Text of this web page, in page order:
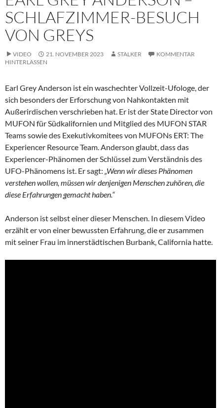
SCHLAFZIMMER-BESUCH
VON GREYS
VIDEO 21. NOVEMBER 2023 STALKER
KOMMENTAR
HINTERLASSEN
Earl Grey Anderson ist ein waschechter Vollzeit-Ufologe, der
sich besonders der Erforschung von Nahkontakten mit
Außerirdischen verschrieben hat. Er ist der State Director von
MUFON für Südkalifornien und Mitglied des MUFON STAR
Teams sowie des Exekutivkomitees von MUFONs ERT: The
Experiencer Resource Team. Anderson glaubt, dass das
Experiencer-Phänomen der Schlüssel zum Verständnis des
UFO-Phänomens ist. Er sagt: „Wenn wir dieses Phänomen
verstehen wollen, müssen wir denjenigen Menschen zuhören, die
diese Erfahrungen gemacht haben.“
Anderson ist selbst einer dieser Menschen. In diesem Video
erzählt er von einer bewussten Erfahrung, die er zusammen
mit seiner Frau im innerstädtischen Burbank, California hatte.